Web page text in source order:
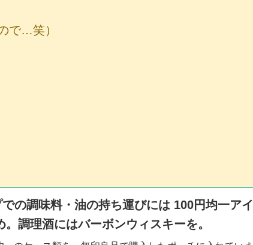
で…笑）
の調味料・油の持ち運びには 100円均一アイ
。調理酒にはバーボンウィスキーを。